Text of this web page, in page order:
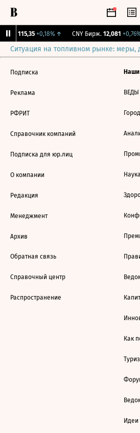
115,35 +0,18%↑ CNY Бирж. 12,081 +0,76%
Ситуация на топливном рынке: меры,
Подписка
Реклама
РФРИТ
Справочник компаний
Подписка для юр.лиц
О компании
Редакция
Менеджмент
Архив
Обратная связь
Справочный центр
Распространение
ВЕДЫ
Город
Наука
Как
Идеи